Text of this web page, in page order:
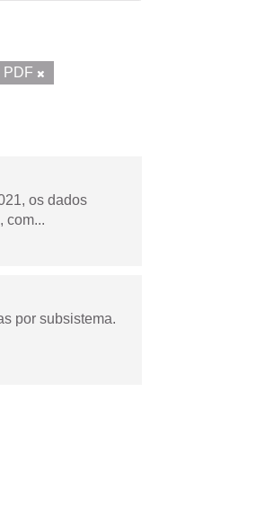
PDF
os dados
com...
por subsistema.